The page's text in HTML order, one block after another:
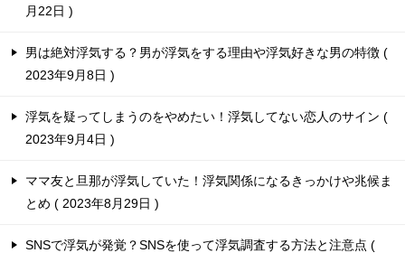
月22日
男は絶対浮気する？男が浮気をする理由や浮気好きな男の特徴
2023年9月8日
浮気を疑ってしまうのをやめたい！浮気してない恋人のサイン
2023年9月4日
ママ友と旦那が浮気していた！浮気関係になるきっかけや兆候ま
とめ
2023年8月29日
SNSで浮気が発覚？SNSを使って浮気調査する方法と注意点